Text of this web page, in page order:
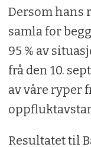
Dersom hans
samla for
95 % av
frå den 10.
av våre ryper
Resultatet til